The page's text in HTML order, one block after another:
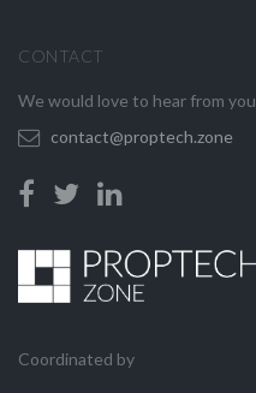
CONTACT
We would love to hear from you
contact@proptech.zone
Coordinated by